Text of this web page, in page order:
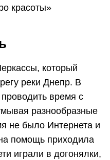
красоты»
который
реки Днепр. В
время с
разнообразные
не было Интернета и
помощь приходила
играли в догонялки,